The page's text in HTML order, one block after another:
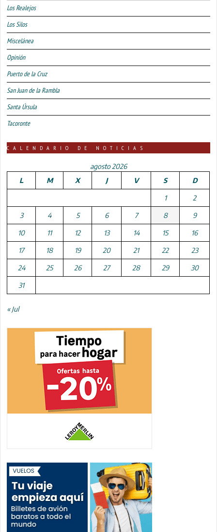
Los Realejos
Los Silos
Miscelánea
Opinión
Puerto de la Cruz
San Juan de la Rambla
Santa Úrsula
Tacoronte
CALENDARIO DE NOTICIAS
agosto 2026
L
M X J V S D
1 2
3 4 5 6 7 8 9
10 11 12 13 14 15 16
17 18 19 20 21 22 23
24 25 26 27 28 29 30
31
« Jul